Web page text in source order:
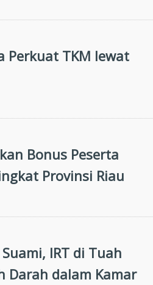
Perkuat TKM lewat
Bonus Peserta
Provinsi Riau
IRT di Tuah
Darah dalam Kamar